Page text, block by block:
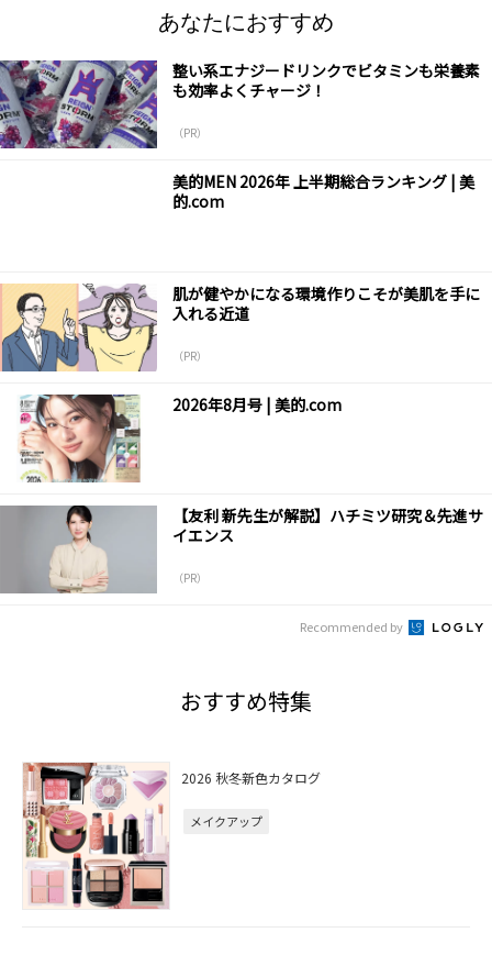
あなたにおすすめ
整い系エナジードリンクでビタミンも栄養素
も効率よくチャージ！
（PR）
美的MEN 2026年 上半期総合ランキング | 美
的.com
肌が健やかになる環境作りこそが美肌を手に
入れる近道
（PR）
2026年8月号 | 美的.com
【友利 新先生が解説】ハチミツ研究＆先進サ
イエンス
（PR）
Recommended by
おすすめ特集
2026 秋冬新色カタログ
メイクアップ